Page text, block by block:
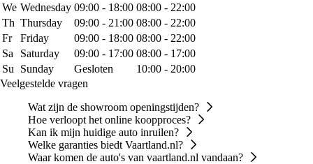
We Wednesday 09:00 - 18:00 08:00 - 22:00
Th Thursday 09:00 - 21:00 08:00 - 22:00
Fr
Friday 09:00 - 18:00 08:00 - 22:00
Sa
Saturday 09:00 - 17:00 08:00 - 17:00
Su
Sunday Gesloten
10:00 - 20:00
Veelgestelde vragen
Wat zijn de showroom openingstijden?
Hoe verloopt het online koopproces?
Kan ik mijn huidige auto inruilen?
Welke garanties biedt Vaartland.nl?
Waar komen de auto's van vaartland.nl vandaan?